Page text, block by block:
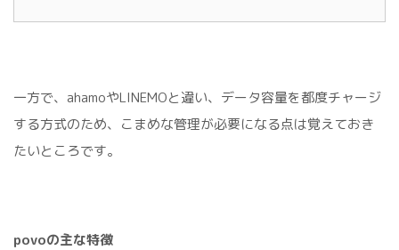
一方で、ahamoやLINEMOと違い、データ容量を都度チャージ
する方式のため、こまめな管理が必要になる点は覚えておき
たいところです。
povoの主な特徴